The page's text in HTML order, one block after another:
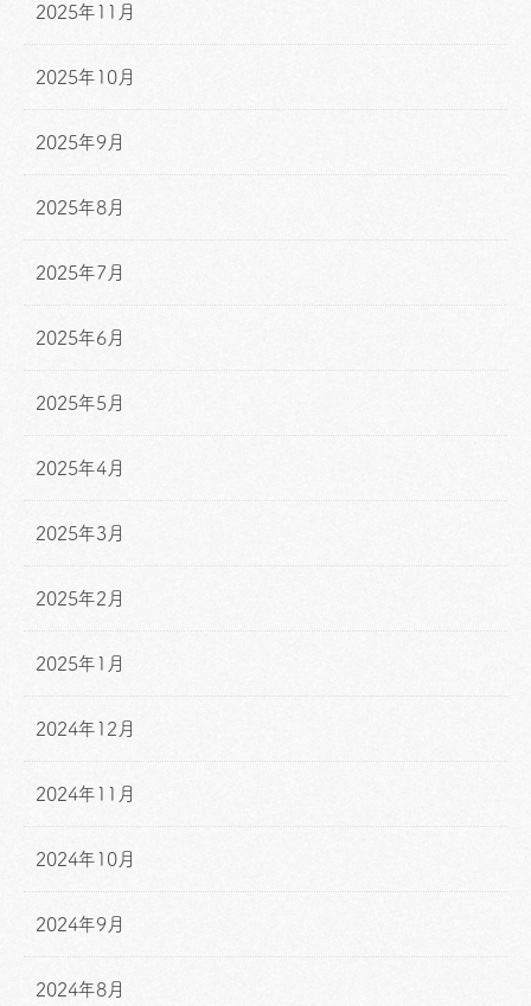
2025年11月
2025年10月
2025年9月
2025年8月
2025年7月
2025年6月
2025年5月
2025年4月
2025年3月
2025年2月
2025年1月
2024年12月
2024年11月
2024年10月
2024年9月
2024年8月